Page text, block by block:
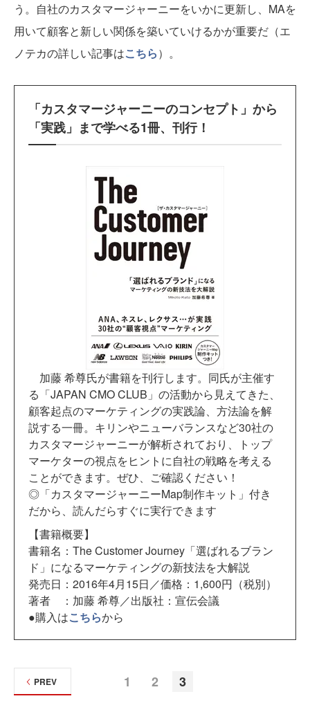
う。自社のカスタマージャーニーをいかに更新し、MAを
用いて顧客と新しい関係を築いていけるかが重要だ（エ
ノテカの詳しい記事はこちら）。
「カスタマージャーニーのコンセプト」から
「実践」まで学べる1冊、刊行！
加藤 希尊氏が書籍を刊行します。同氏が主催す
る「JAPAN CMO CLUB」の活動から見えてきた、
顧客起点のマーケティングの実践論、方法論を解
説する一冊。キリンやニューバランスなど30社の
カスタマージャーニーが解析されており、トップ
マーケターの視点をヒントに自社の戦略を考える
ことができます。ぜひ、ご確認ください！
◎「カスタマージャーニーMap制作キット」付き
だから、読んだらすぐに実行できます
【書籍概要】
書籍名：The Customer Journey「選ばれるブラン
ド」になるマーケティングの新技法を大解説
発売日：2016年4月15日／価格：1,600円（税別）
著者 ：加藤 希尊／出版社：宣伝会議
●購入はこちらから
1 2 3
PREV